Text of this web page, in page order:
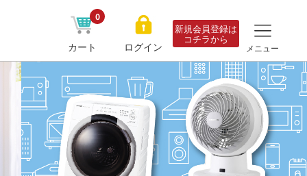
カート
0
ログイン
新規会員登録は
コチラから
メニュー